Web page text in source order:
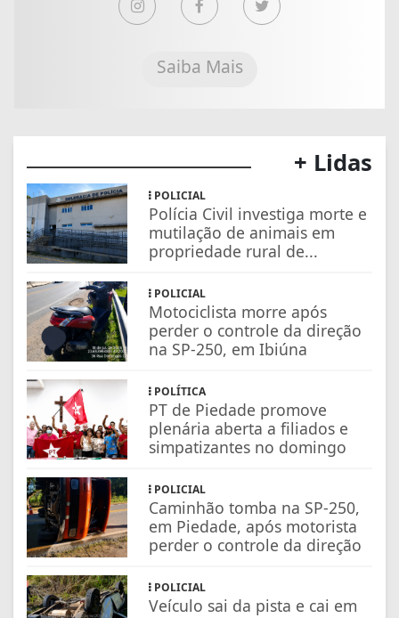
Saiba Mais
+ Lidas
POLICIAL
Polícia Civil investiga morte e
mutilação de animais em
propriedade rural de...
POLICIAL
Motociclista morre após
perder o controle da direção
na SP-250, em Ibiúna
POLÍTICA
PT de Piedade promove
plenária aberta a filiados e
simpatizantes no domingo
POLICIAL
Caminhão tomba na SP-250,
em Piedade, após motorista
perder o controle da direção
POLICIAL
Veículo sai da pista e cai em